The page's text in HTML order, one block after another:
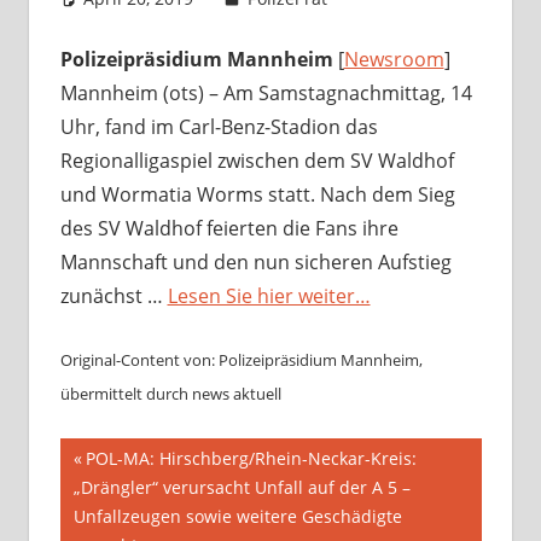
Polizeipräsidium Mannheim [Newsroom]
Mannheim (ots) – Am Samstagnachmittag, 14
Uhr, fand im Carl-Benz-Stadion das
Regionalligaspiel zwischen dem SV Waldhof
und Wormatia Worms statt. Nach dem Sieg
des SV Waldhof feierten die Fans ihre
Mannschaft und den nun sicheren Aufstieg
zunächst … Lesen Sie hier weiter…
Original-Content von: Polizeipräsidium Mannheim,
übermittelt durch news aktuell
Beitragsnavigation
Vorheriger
Beitrag:
POL-MA: Hirschberg/Rhein-Neckar-Kreis:
„Drängler“ verursacht Unfall auf der A 5 –
Unfallzeugen sowie weitere Geschädigte